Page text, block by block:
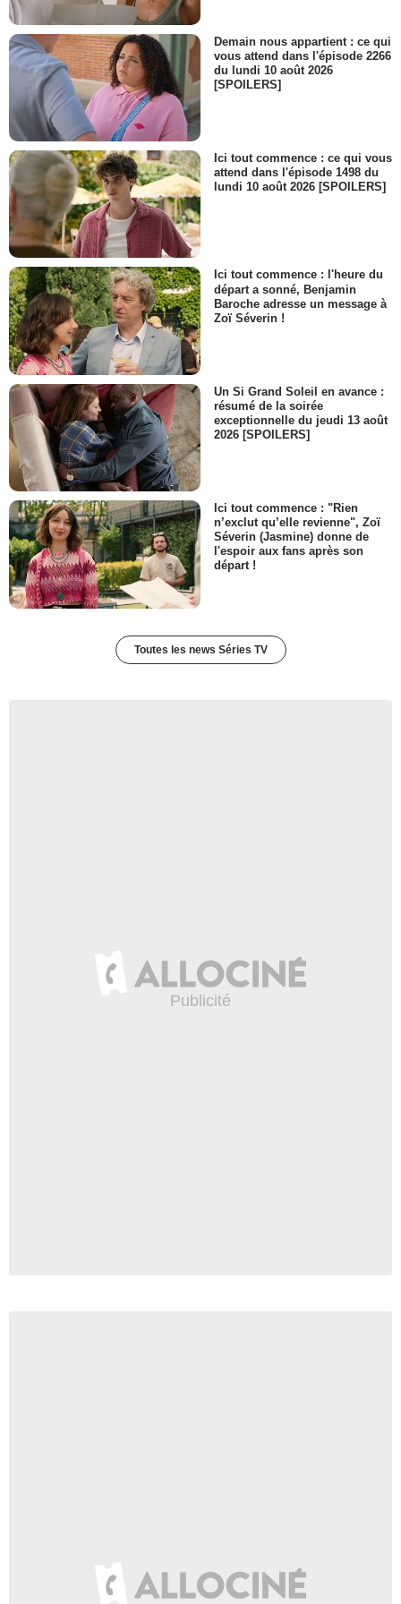
Demain nous appartient : ce qui
vous attend dans l'épisode 2266
du lundi 10 août 2026
[SPOILERS]
Ici tout commence : ce qui vous
attend dans l'épisode 1498 du
lundi 10 août 2026 [SPOILERS]
Ici tout commence : l'heure du
départ a sonné, Benjamin
Baroche adresse un message à
Zoï Séverin !
Un Si Grand Soleil en avance :
résumé de la soirée
exceptionnelle du jeudi 13 août
2026 [SPOILERS]
Ici tout commence : "Rien
n’exclut qu’elle revienne", Zoï
Séverin (Jasmine) donne de
l'espoir aux fans après son
départ !
Toutes les news Séries TV